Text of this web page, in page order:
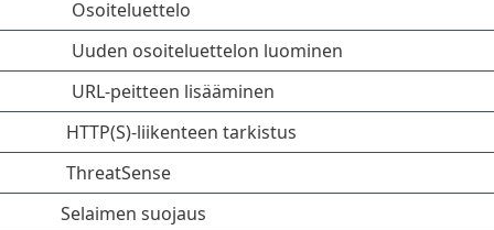
Osoiteluettelo
Uuden osoiteluettelon luominen
URL-peitteen lisääminen
HTTP(S)-liikenteen tarkistus
ThreatSense
Selaimen suojaus